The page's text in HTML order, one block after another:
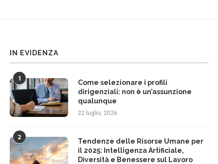
IN EVIDENZA
1
Come selezionare i profili
dirigenziali: non è un’assunzione
qualunque
22 luglio, 2026
2
Tendenze delle Risorse Umane per
il 2025: Intelligenza Artificiale,
Diversità e Benessere sul Lavoro